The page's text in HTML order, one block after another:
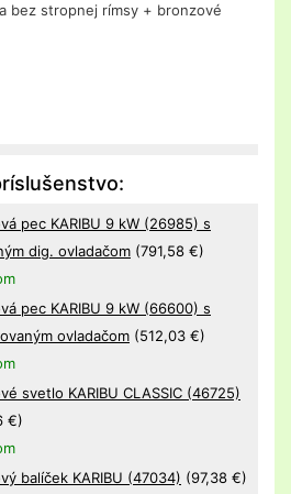
bez stropnej rímsy + bronzové
pec KARIBU 9 kW (26985) s
dig. ovladačom (791,58 €)
pec KARIBU 9 kW (66600) s
ovladačom (512,03 €)
svetlo KARIBU CLASSIC (46725)
€)
balíček KARIBU (47034) (97,38 €)